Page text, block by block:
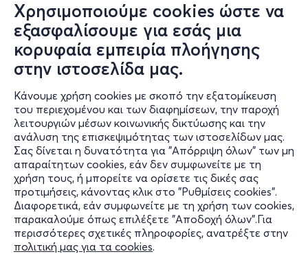
Χρησιμοποιούμε cookies ώστε να
εξασφαλίσουμε για εσάς μια
κορυφαία εμπειρία πλοήγησης
στην ιστοσελίδα μας.
Κάνουμε χρήση cookies με σκοπό την εξατομίκευση
του περιεχομένου και των διαφημίσεων, την παροχή
λειτουργιών μέσων κοινωνικής δικτύωσης και την
ανάλυση της επισκεψιμότητας των ιστοσελίδων μας.
Σας δίνεται η δυνατότητα για "Απόρριψη όλων" των μη
απαραίτητων cookies, εάν δεν συμφωνείτε με τη
χρήση τους, ή μπορείτε να ορίσετε τις δικές σας
προτιμήσεις, κάνοντας κλικ στο "Ρυθμίσεις cookies".
Διαφορετικά, εάν συμφωνείτε με τη χρήση των cookies,
παρακαλούμε όπως επιλέξετε "Αποδοχή όλων".Για
περισσότερες σχετικές πληροφορίες, ανατρέξτε στην
πολιτική μας για τα cookies.